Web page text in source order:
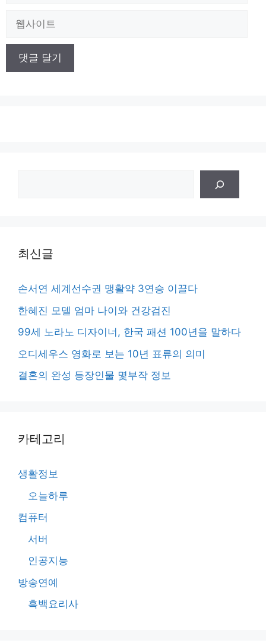
최신글
손서연 세계선수권 맹활약 3연승 이끌다
한혜진 모델 엄마 나이와 건강검진
99세 노라노 디자이너, 한국 패션 100년을 말하다
오디세우스 영화로 보는 10년 표류의 의미
결혼의 완성 등장인물 몇부작 정보
카테고리
생활정보
오늘하루
컴퓨터
서버
인공지능
방송연예
흑백요리사